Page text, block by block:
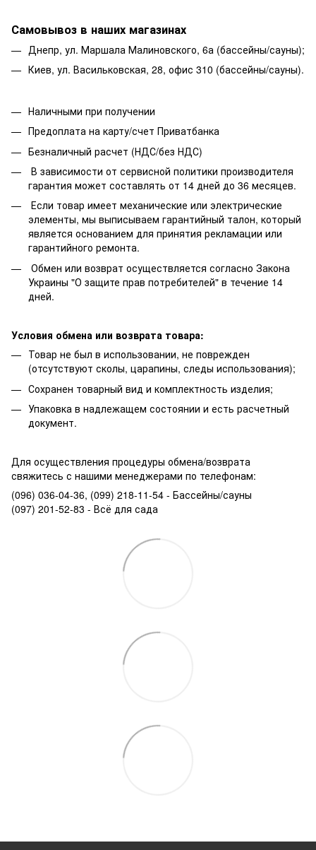
Самовывоз в наших магазинах
Днепр, ул. Маршала Малиновского, 6а (бассейны/сауны);
Киев, ул. Васильковская, 28, офис 310 (бассейны/сауны).
Наличными при получении
Предоплата на карту/счет Приватбанка
Безналичный расчет (НДС/без НДС)
В зависимости от сервисной политики производителя
гарантия может составлять от 14 дней до 36 месяцев.
Если товар имеет механические или электрические
элементы, мы выписываем гарантийный талон, который
является основанием для принятия рекламации или
гарантийного ремонта.
Обмен или возврат осуществляется согласно Закона
Украины "О защите прав потребителей" в течение 14
дней.
Условия обмена или возврата товара:
Товар не был в использовании, не поврежден
(отсутствуют сколы, царапины, следы использования);
Сохранен товарный вид и комплектность изделия;
Упаковка в надлежащем состоянии и есть расчетный
документ.
Для осуществления процедуры обмена/возврата
свяжитесь с нашими менеджерами по телефонам:
(096) 036-04-36, (099) 218-11-54 - Бассейны/сауны
(097) 201-52-83 - Всё для сада